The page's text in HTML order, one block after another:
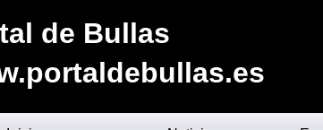
de Bullas